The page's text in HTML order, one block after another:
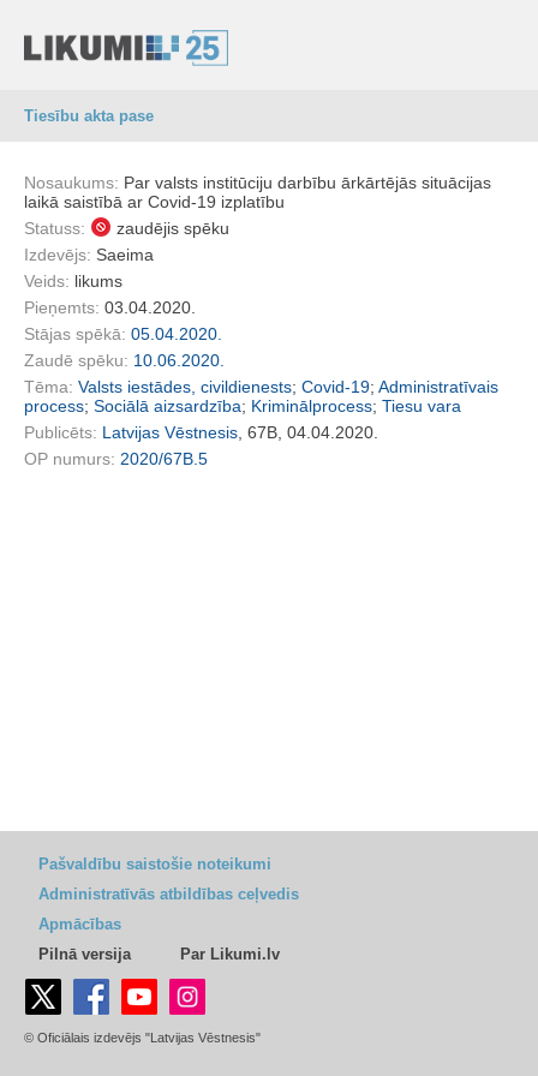
Tiesību akta pase
Nosaukums: Par valsts institūciju darbību ārkārtējās situācijas
laikā saistībā ar Covid-19 izplatību
Statuss:
zaudējis spēku
Izdevējs: Saeima
Veids: likums
Pieņemts: 03.04.2020.
Stājas spēkā: 05.04.2020.
Zaudē spēku: 10.06.2020.
Tēma: Valsts iestādes, civildienests; Covid-19; Administratīvais
process; Sociālā aizsardzība; Kriminālprocess; Tiesu vara
Publicēts: Latvijas Vēstnesis , 67B, 04.04.2020.
OP numurs: 2020/67B.5
Pašvaldību saistošie noteikumi
Administratīvās atbildības ceļvedis
Apmācības
Pilnā versija
Par Likumi.lv
© Oficiālais izdevējs "Latvijas Vēstnesis"